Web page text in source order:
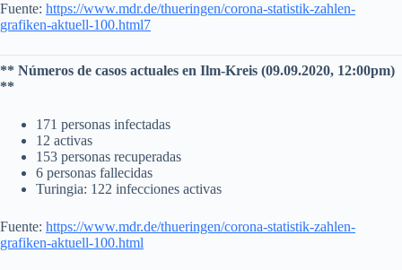
Fuente: https://www.mdr.de/thueringen/corona-statistik-zahlen-
grafiken-aktuell-100.html7
** Números de casos actuales en Ilm-Kreis (09.09.2020, 12:00pm)
**
171 personas infectadas
12 activas
153 personas recuperadas
6 personas fallecidas
Turingia: 122 infecciones activas
Fuente: https://www.mdr.de/thueringen/corona-statistik-zahlen-
grafiken-aktuell-100.html